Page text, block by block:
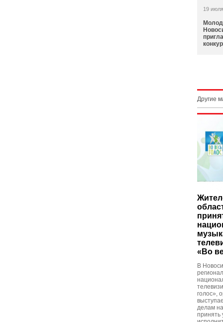
19
Другие
«Во
В
голос»,
делам
принять